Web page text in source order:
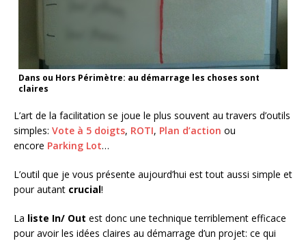
Dans ou Hors Périmètre: au démarrage les choses sont
claires
L’art de la facilitation se joue le plus souvent au travers d’outils
simples: Vote à 5 doigts, ROTI, Plan d’action ou
encore Parking Lot…
L’outil que je vous présente aujourd’hui est tout aussi simple et
pour autant crucial!
La liste In/ Out est donc une technique terriblement efficace
pour avoir les idées claires au démarrage d’un projet: ce qui